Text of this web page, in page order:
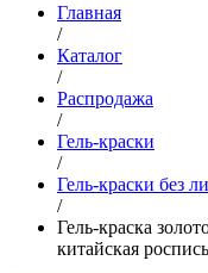
Главная
/
Каталог
/
Распродажа
/
Гель-краски
/
Гель-краски без
/
Гель-краска
китайская